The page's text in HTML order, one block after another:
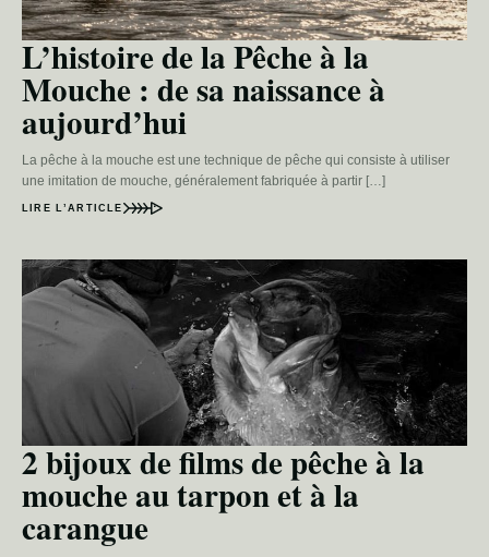
L’histoire de la Pêche à la
Mouche : de sa naissance à
aujourd’hui
La pêche à la mouche est une technique de pêche qui consiste à utiliser
une imitation de mouche, généralement fabriquée à partir […]
LIRE L’ARTICLE
2 bijoux de films de pêche à la
mouche au tarpon et à la
carangue